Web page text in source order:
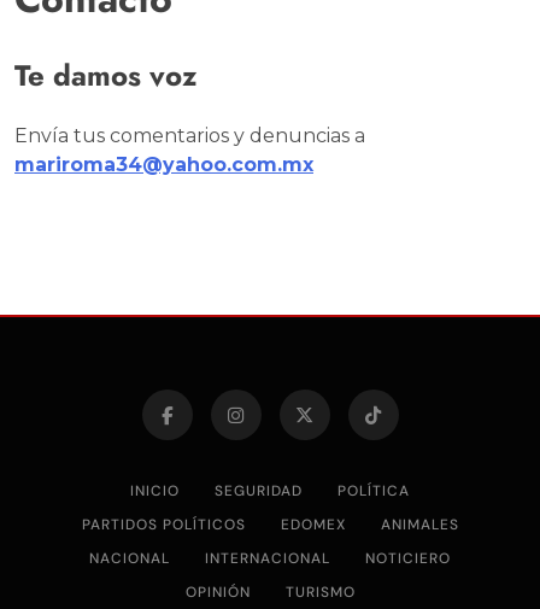
Te damos voz
Envía tus comentarios y denuncias a
mariroma34@yahoo.com.mx
INICIO SEGURIDAD
POLÍTICA
PARTIDOS POLÍTICOS
EDOMEX
ANIMALES
NACIONAL
INTERNACIONAL
NOTICIERO
OPINIÓN
TURISMO